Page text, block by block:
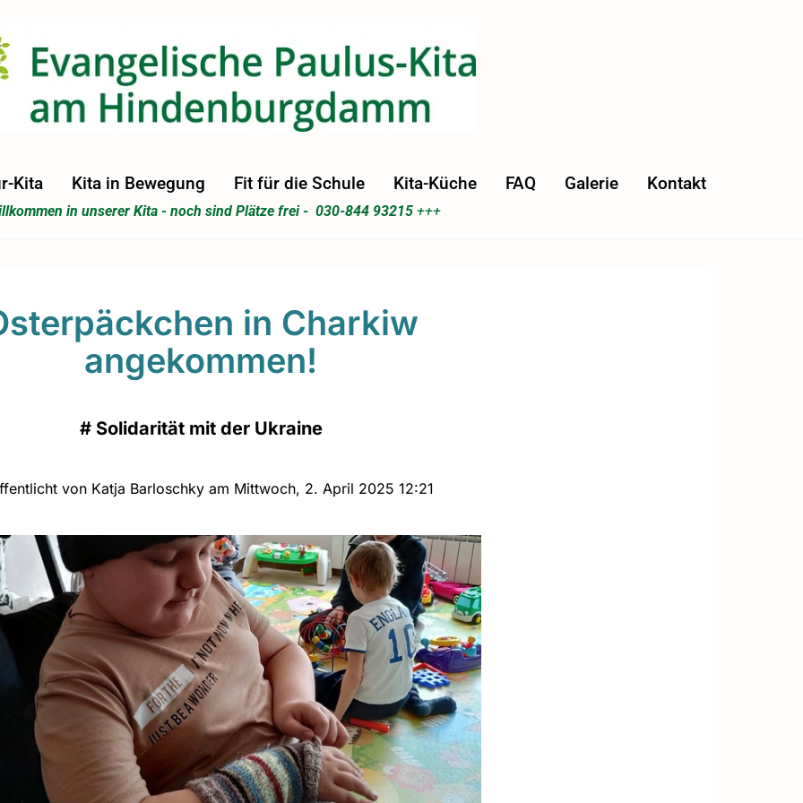
Kita Kita in Bewegung Fit für die Schule Kita-Küche FAQ Galerie Kontakt
in unserer Kita - noch sind Plätze frei - 030-844 93215+++
in Charkiw
angekommen!
# Solidarität mit der Ukraine
von Katja Barloschky am Mittwoch, 2. April 2025 12:21